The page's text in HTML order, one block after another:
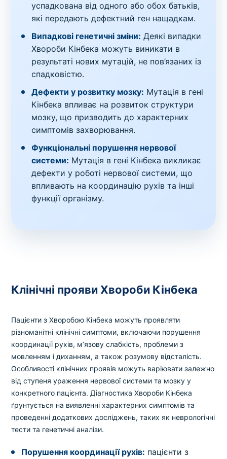
успадкована від одного або обох батьків,
які передають дефектний ген нащадкам.
Випадкові генетичні зміни: Деякі випадки
Хвороби Кінбека можуть виникати в
результаті нових мутацій, не пов’язаних із
спадковістю.
Дефекти у розвитку мозку: Мутація в гені
Кінбека впливає на розвиток структури
мозку, що призводить до характерних
симптомів захворювання.
Функціональні порушення нервової
системи: Мутація в гені Кінбека викликає
дефекти у роботі нервової системи, що
впливають на координацію рухів та інші
функції організму.
Клінічні прояви Хвороби Кінбека
Пацієнти з Хворобою Кінбека можуть проявляти
різноманітні клінічні симптоми, включаючи порушення
координації рухів, м’язову слабкість, проблеми з
мовленням і диханням, а також розумову відсталість.
Особливості клінічних проявів можуть варіювати залежно
від ступеня ураження нервової системи та мозку у
конкретного пацієнта. Діагностика Хвороби Кінбека
ґрунтується на виявленні характерних симптомів та
проведенні додаткових досліджень, таких як неврологічні
тести та генетичні аналізи.
Порушення координації рухів: пацієнти з